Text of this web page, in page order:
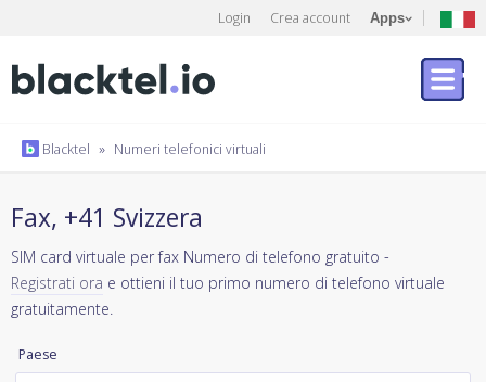
Login Crea account Apps
Blacktel » Numeri telefonici virtuali
Fax, +41 Svizzera
SIM card virtuale per fax Numero di telefono gratuito -
Registrati ora e ottieni il tuo primo numero di telefono virtuale
gratuitamente.
Paese